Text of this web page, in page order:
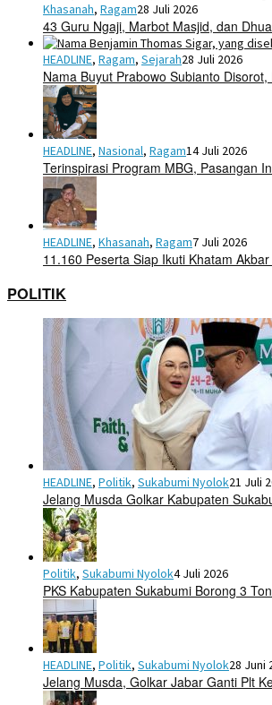
Khasanah, Ragam28 Juli 2026
43 Guru Ngaji, Marbot Masjid, dan
HEADLINE, Ragam, Sejarah28 Juli 2026
Nama Buyut Prabowo Subianto
HEADLINE, Nasional, Ragam14 Juli 2026
Terinspirasi Program MBG, Pasangan
HEADLINE, Khasanah, Ragam7 Juli 2026
11.160 Peserta Siap Ikuti Khatam
POLITIK
HEADLINE, Politik, Sukabumi Nyolok21 Juli
Jelang Musda Golkar Kabupaten
Politik, Sukabumi Nyolok4 Juli 2026
PKS Kabupaten Sukabumi Borong 3
HEADLINE, Politik, Sukabumi Nyolok28 Juni
Jelang Musda, Golkar Jabar Ganti Plt